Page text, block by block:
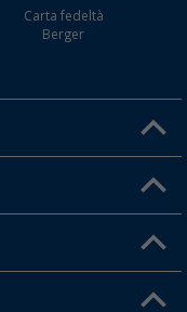
Carta fedeltà
Berger